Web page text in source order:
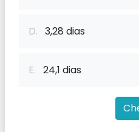
D. 3,28 dias
E. 24,1 dias